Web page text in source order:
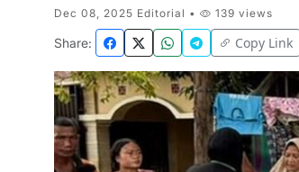
Dec 08, 2025 Editorial • 139 views
Share: Copy Link